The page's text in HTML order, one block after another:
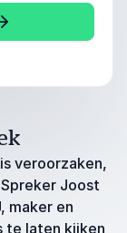
veroorzaken,
Joost
maker en
te laten kijken